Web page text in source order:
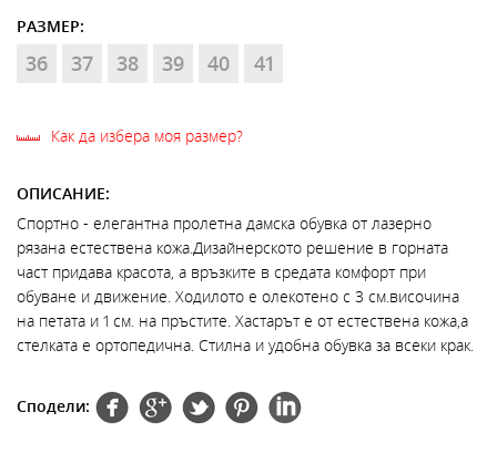
РАЗМЕР:
36 37 38 39 40 41
Как да избера моя размер?
ОПИСАНИЕ:
Спортно - елегантна пролетна дамска обувка от лазерно
рязана естествена кожа.Дизайнерското решение в горната
част придава красота, а връзките в средата комфорт при
обуване и движение. Ходилото е олекотено с 3 см.височина
на петата и 1 см. на пръстите. Хастарът е от естествена кожа,а
стелката е ортопедична. Стилна и удобна обувка за всеки крак.
Сподели: